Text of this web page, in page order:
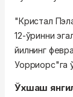
"Кристал
12-ўринни
йилнинг
Уорриорс"га
Ўхшаш